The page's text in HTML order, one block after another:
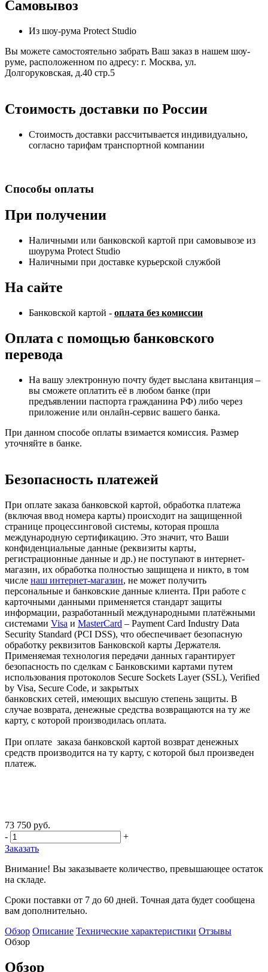
Самовывоз
Из шоу-рума Protect Studio
Вы можете самостоятельно забрать Ваш заказ в нашем шоу-
руме, расположенном по адресу: г. Москва, ул.
Долгоруковская, д.40 стр.5
Стоимость доставки по России
Стоимость доставки рассчитывается индивидуально,
согласно тарифам транспортной компании
Способы оплаты
При получении
Наличными или банковской картой при самовывозе из
шоурума Protect Studio
Наличными при доставке курьерской службой
На сайте
Банковской картой - оплата без комиссии
Оплата с помощью банковского
перевода
На вашу электронную почту будет выслана квитанция –
вы сможете оплатить её в любом банке (при
предъявлении паспорта гражданина РФ) либо через
приложение или онлайн-сервис вашего банка.
При данном способе оплаты взимается комиссия. Размер
уточняйте в банке.
Безопасность платежей
При оплате заказа банковской картой, обработка платежа
(включая ввод номера карты) происходит на защищенной
странице процессинговой системы, которая прошла
международную сертификацию. Это значит, что Ваши
конфиденциальные данные (реквизиты карты,
регистрационные данные и др.) не поступают в интернет-
магазин, их обработка полностью защищена и никто, в том
числе наш интернет-магазин, не может получить
персональные и банковские данные клиента. При работе с
карточными данными применяется стандарт защиты
информации, разработанный международными платёжными
системами Visa и MasterCard – Payment Card Industry Data
Security Standard (PCI DSS), что обеспечивает безопасную
обработку реквизитов Банковской карты Держателя.
Применяемая технология передачи данных гарантирует
безопасность по сделкам с Банковскими картами путем
использования протоколов Secure Sockets Layer (SSL), Verified
by Visa, Secure Code, и закрытых
банковских сетей, имеющих высшую степень защиты. В
случае возврата, денежные средства возвращаются на ту же
карту, с которой производилась оплата.
При оплате заказа банковской картой возврат денежных
средств производится на ту карту, с которой был произведен
платеж.
73 750 руб.
-
+
Заказать
Внимание! Вы заказываете количество, превышающее остаток
на складе.
Сроки поставки от 7 до 60 дней. Точная дата будет сообщена
вам дополнительно.
Обзор Описание Технические характеристики Отзывы
Обзор
Обзор